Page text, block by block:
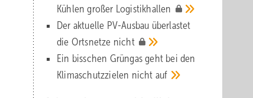
Kühlen großer Logistik­hallen
Der aktuelle PV-Ausbau über­lastet
die Orts­netze nicht
Ein bisschen Grüngas geht bei den
Klima­schutz­zielen nicht auf